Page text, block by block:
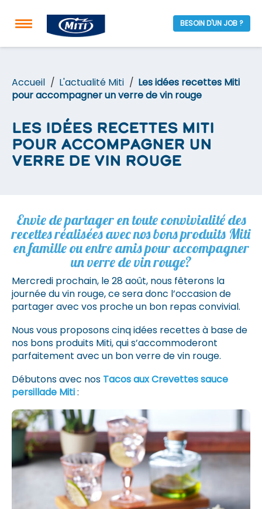
BESOIN D'UN JOB ?
Accueil L'actualité Miti
Les idées recettes Miti
pour accompagner un verre de vin rouge
Les idées recettes Miti
pour accompagner un
verre de vin rouge
Envie de partager en toute convivialité des
recettes réalisées avec nos bons produits Miti
en famille ou entre amis pour accompagner
un verre de vin rouge?
Mercredi prochain, le 28 août, nous fêterons la
journée du vin rouge, ce sera donc l’occasion de
partager avec vos proche un bon repas convivial.
Nous vous proposons cinq idées recettes à base de
nos bons produits Miti, qui s’accommoderont
parfaitement avec un bon verre de vin rouge.
Débutons avec nos Tacos aux Crevettes sauce
persillade Miti: